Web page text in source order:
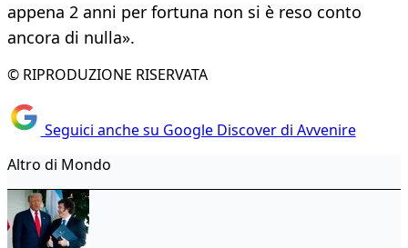
appena 2 anni per fortuna non si è reso conto
ancora di nulla».
© RIPRODUZIONE RISERVATA
Seguici anche su Google Discover di Avvenire
Altro di Mondo